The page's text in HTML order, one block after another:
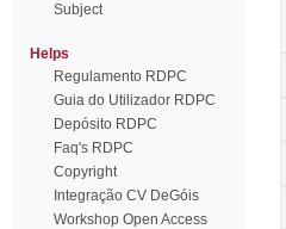
Subject
Helps
Regulamento RDPC
Guia do Utilizador RDPC
Depósito RDPC
Faq's RDPC
Copyright
Integração CV DeGóis
Workshop Open Access